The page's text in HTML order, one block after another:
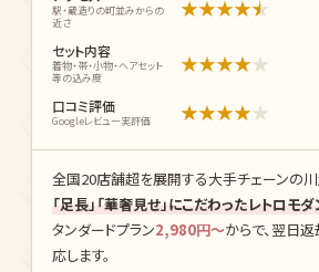
駅・蔵造りの町並みからの
近さ
★★★★★
セット内容
着物・帯・小物・ヘアセット
等の込み度
★★★★★
口コミ評価
Googleレビュー実評価 ★★★★★
全国20店舗超を展開する大手チェーンの川
「足長」「華奢見せ」にこだわったレトロモ
タンダードプラン2,980円〜からで、翌日
応します。